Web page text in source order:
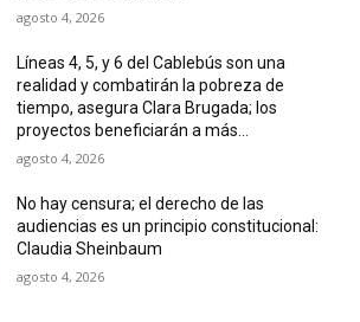
agosto 4, 2026
Líneas 4, 5, y 6 del Cablebús son una
realidad y combatirán la pobreza de
tiempo, asegura Clara Brugada; los
proyectos beneficiarán a más...
agosto 4, 2026
No hay censura; el derecho de las
audiencias es un principio constitucional:
Claudia Sheinbaum
agosto 4, 2026